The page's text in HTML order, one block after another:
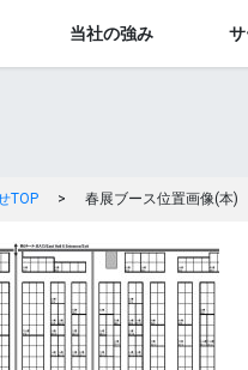
当社の強み
TOP > 春展ブース位置画像(本)